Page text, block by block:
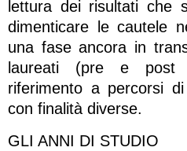
lettura dei risultati che
dimenticare le cautele
una fase ancora in
laureati (pre e post
riferimento a percorsi
con finalità diverse.
GLI ANNI DI STUDIO